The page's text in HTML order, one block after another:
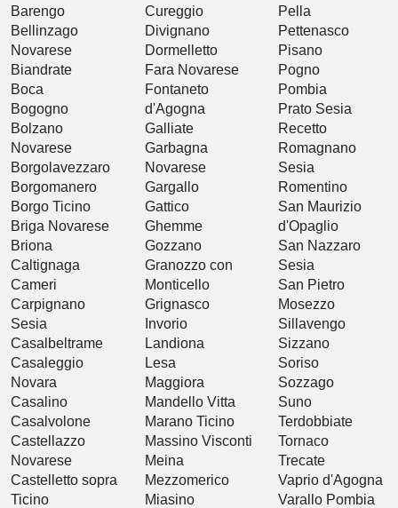
Barengo
Bellinzago
Novarese
Biandrate
Boca
Bogogno
Bolzano
Novarese
Borgolavezzaro
Borgomanero
Borgo Ticino
Briga Novarese
Briona
Caltignaga
Cameri
Carpignano
Sesia
Casalbeltrame
Casaleggio
Novara
Casalino
Casalvolone
Castellazzo
Novarese
Castelletto sopra
Ticino
Cureggio
Divignano
Dormelletto
Fara Novarese
Fontaneto
d'Agogna
Galliate
Garbagna
Novarese
Gargallo
Gattico
Ghemme
Gozzano
Granozzo con
Monticello
Grignasco
Invorio
Landiona
Lesa
Maggiora
Mandello Vitta
Marano Ticino
Massino Visconti
Meina
Mezzomerico
Miasino
Pella
Pettenasco
Pisano
Pogno
Pombia
Prato Sesia
Recetto
Romagnano
Sesia
Romentino
San Maurizio
d'Opaglio
San Nazzaro
Sesia
San Pietro
Mosezzo
Sillavengo
Sizzano
Soriso
Sozzago
Suno
Terdobbiate
Tornaco
Trecate
Vaprio d'Agogna
Varallo Pombia